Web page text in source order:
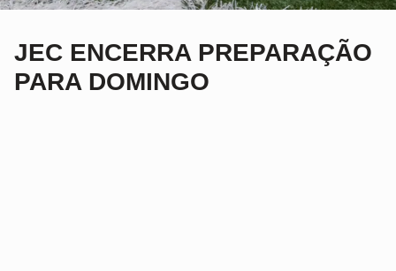
JEC ENCERRA PREPARAÇÃO
PARA DOMINGO